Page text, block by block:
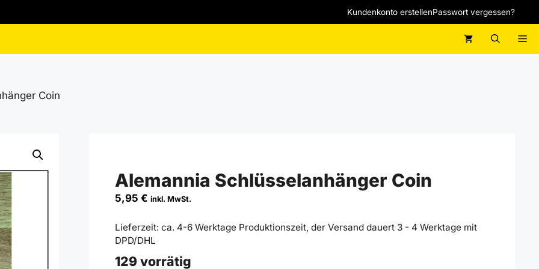
Kundenkonto erstellenPasswort vergessen?
Coin
Alemannia Schlüsselanhänger Coin
5,95 € inkl. MwSt.
Lieferzeit: ca. 4-6 Werktage Produktionszeit, der Versand dauert 3 - 4 Werktage mit
DPD/DHL
129 vorrätig
Menge